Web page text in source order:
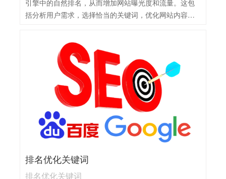
引擎中的自然排名，从而增加网站曝光度和流量。这包
括分析用户需求，选择恰当的关键词，优化网站内容，
排名优化关键词
排名优化关键词